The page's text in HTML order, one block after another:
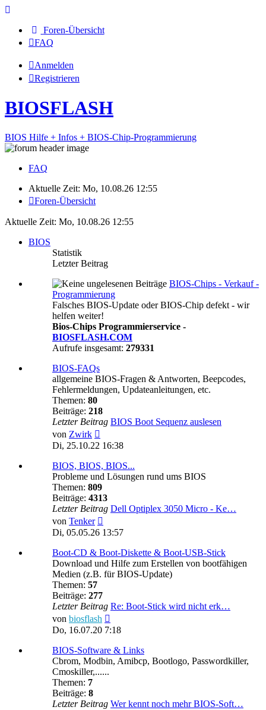
Foren-Übersicht
FAQ
Anmelden
Registrieren
BIOSFLASH
BIOS Hilfe + Infos + BIOS-Chip-Programmierung
FAQ
Aktuelle Zeit: Mo, 10.08.26 12:55
Foren-Übersicht
Aktuelle Zeit: Mo, 10.08.26 12:55
BIOS
Statistik
Letzter Beitrag
BIOS-Chips - Verkauf -
Programmierung
Falsches BIOS-Update oder BIOS-Chip defekt - wir
helfen weiter!
Bios-Chips Programmierservice -
BIOSFLASH.COM
Aufrufe insgesamt: 279331
BIOS-FAQs
allgemeine BIOS-Fragen & Antworten, Beepcodes,
Fehlermeldungen, Updateanleitungen, etc.
Themen: 80
Beiträge: 218
Letzter Beitrag BIOS Boot Sequenz auslesen
von Zwirk
Beitrag
Di, 25.10.22 16:38
BIOS, BIOS, BIOS...
Probleme und Lösungen rund ums BIOS
Themen: 809
Beiträge: 4313
Letzter Beitrag Dell Optiplex 3050 Micro - Ke…
von Tenker
Beitrag
Di, 05.05.26 13:57
Boot-CD & Boot-Diskette & Boot-USB-Stick
Download und Hilfe zum Erstellen von bootfähigen
Medien (z.B. für BIOS-Update)
Themen: 57
Beiträge: 277
Letzter Beitrag Re: Boot-Stick wird nicht erk…
von biosflash
Beitrag
Do, 16.07.20 7:18
BIOS-Software & Links
Cbrom, Modbin, Amibcp, Bootlogo, Passwordkiller,
Cmoskiller,......
Themen: 7
Beiträge: 8
Letzter Beitrag Wer kennt noch mehr BIOS-Soft…